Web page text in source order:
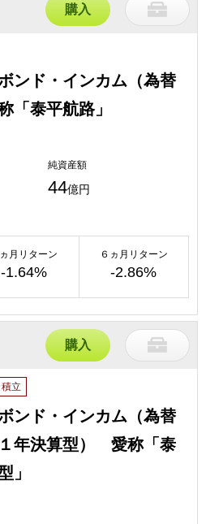
購入
ンド・インカム（為替
泰平航路」
純資産額
44億円
月リターン
-1.64%
６ヵ月リターン
-2.86%
購入
積立
ンド・インカム（為替
年決算型） 愛称「泰
」